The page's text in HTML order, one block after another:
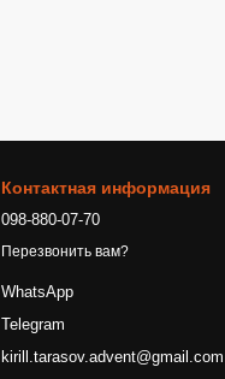
Контактная информация
098-880-07-70
Перезвонить вам?
WhatsApp
Telegram
kirill.tarasov.advent@gmail.com